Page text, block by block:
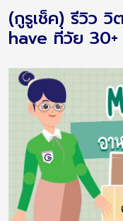
(กูรูเช็ค) รีวิว วิ
have ที่วัย